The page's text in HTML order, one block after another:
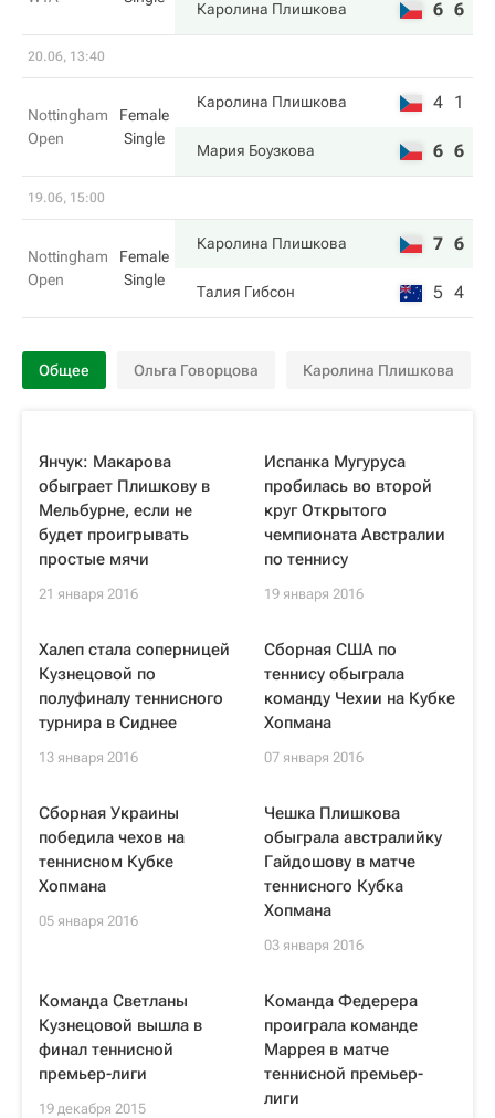
Каролина Плишкова 6 6
20.06, 13:40
Nottingham
Open
Female
Single
Каролина Плишкова 4 1
Мария Боузкова 6 6
19.06, 15:00
Nottingham
Open
Female
Single
Каролина Плишкова 7 6
Талия Гибсон 5 4
Общее Ольга Говорцова Каролина Плишкова
Янчук: Макарова
обыграет Плишкову в
Мельбурне, если не
будет проигрывать
простые мячи
21 января 2016
Испанка Мугуруса
пробилась во второй
круг Открытого
чемпионата Австралии
по теннису
19 января 2016
Халеп стала соперницей
Кузнецовой по
полуфиналу теннисного
турнира в Сиднее
13 января 2016
Сборная США по
теннису обыграла
команду Чехии на Кубке
Хопмана
07 января 2016
Сборная Украины
победила чехов на
теннисном Кубке
Хопмана
05 января 2016
Чешка Плишкова
обыграла австралийку
Гайдошову в матче
теннисного Кубка
Хопмана
03 января 2016
Команда Светланы
Кузнецовой вышла в
финал теннисной
премьер-лиги
19 декабря 2015
Команда Федерера
проиграла команде
Маррея в матче
теннисной премьер-
лиги